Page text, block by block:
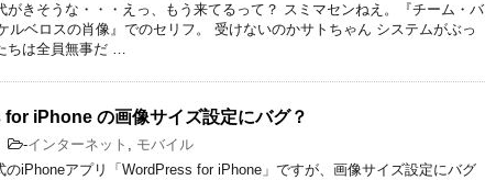
がきそうな・・・えっ、もう来てるって？ スミマセンねえ。『チーム・バ
ルベロスの肖像』でのセリフ。 受けないのかサトちゃん システムがぶっ
ちは全員無事だ …
iPhone の画像サイズ設定にバグ？
-インターネット , モバイル
のiPhoneアプリ「WordPress for iPhone」ですが、画像サイズ設定にバグ